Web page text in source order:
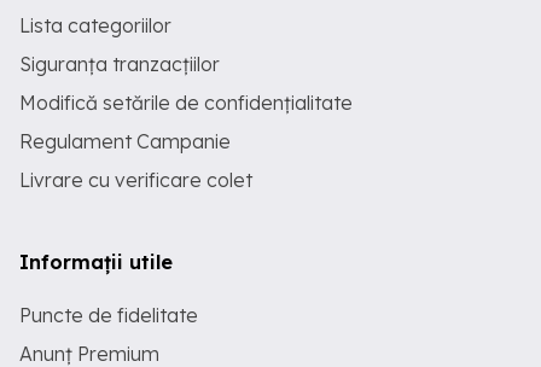
Lista categoriilor
Siguranța tranzacțiilor
Modifică setările de confidențialitate
Regulament Campanie
Livrare cu verificare colet
Informații utile
Puncte de fidelitate
Anunț Premium